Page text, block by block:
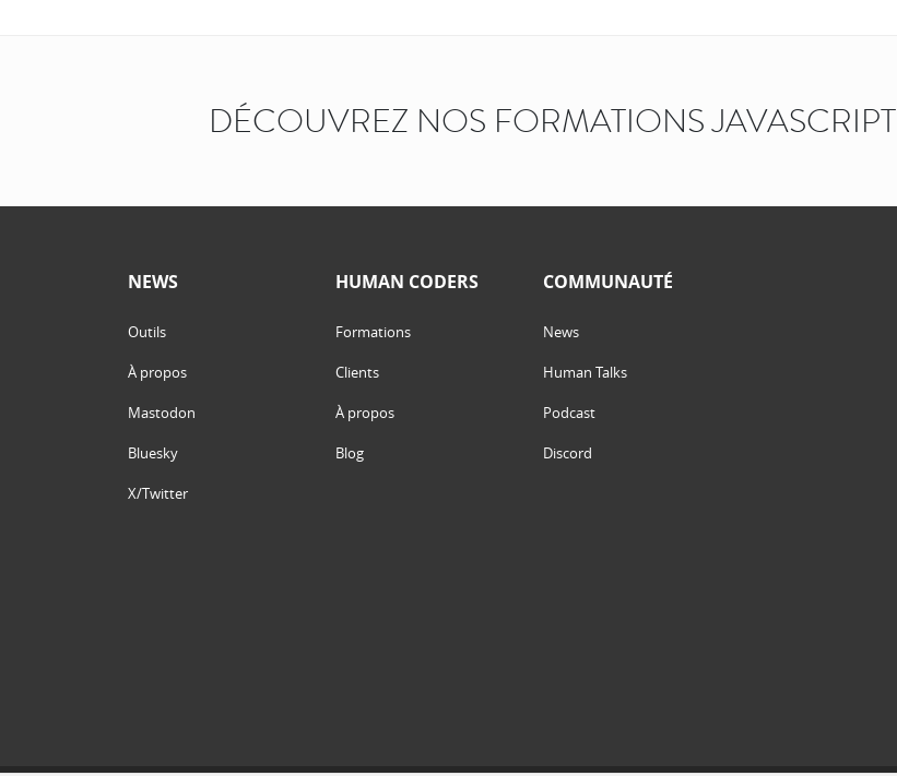
DÉCOUVREZ NOS FORMATIONS JAVASCRIPT
NEWS
Outils
À propos
Mastodon
Bluesky
X/Twitter
HUMAN CODERS
Formations
Clients
À propos
Blog
COMMUNAUTÉ
News
Human Talks
Podcast
Discord